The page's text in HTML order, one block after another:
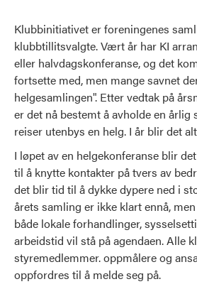
Klubbinitiativet er foreningenes
klubbtillitsvalgte. Vært år har KI
eller halvdagskonferanse, og det
fortsette med, men mange savnet
helgesamlingen". Etter vedtak på
er det nå bestemt å avholde en årlig
reiser utenbys en helg. I år blir det
I løpet av en helgekonferanse blir
til å knytte kontakter på tvers av
det blir tid til å dykke dypere ned i
årets samling er ikke klart ennå,
både lokale forhandlinger,
arbeidstid vil stå på agendaen. Alle
styremedlemmer. oppmålere og
oppfordres til å melde seg på.